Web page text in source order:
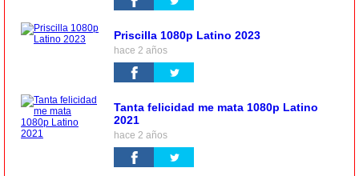
Priscilla 1080p Latino 2023
hace 2 años
Tanta felicidad me mata 1080p Latino
2021
hace 2 años